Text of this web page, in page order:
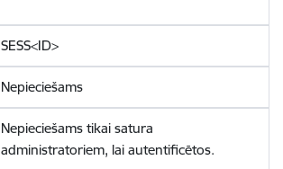
SESS<ID>
Nepieciešams
Nepieciešams tikai satura
administratoriem, lai autentificētos.